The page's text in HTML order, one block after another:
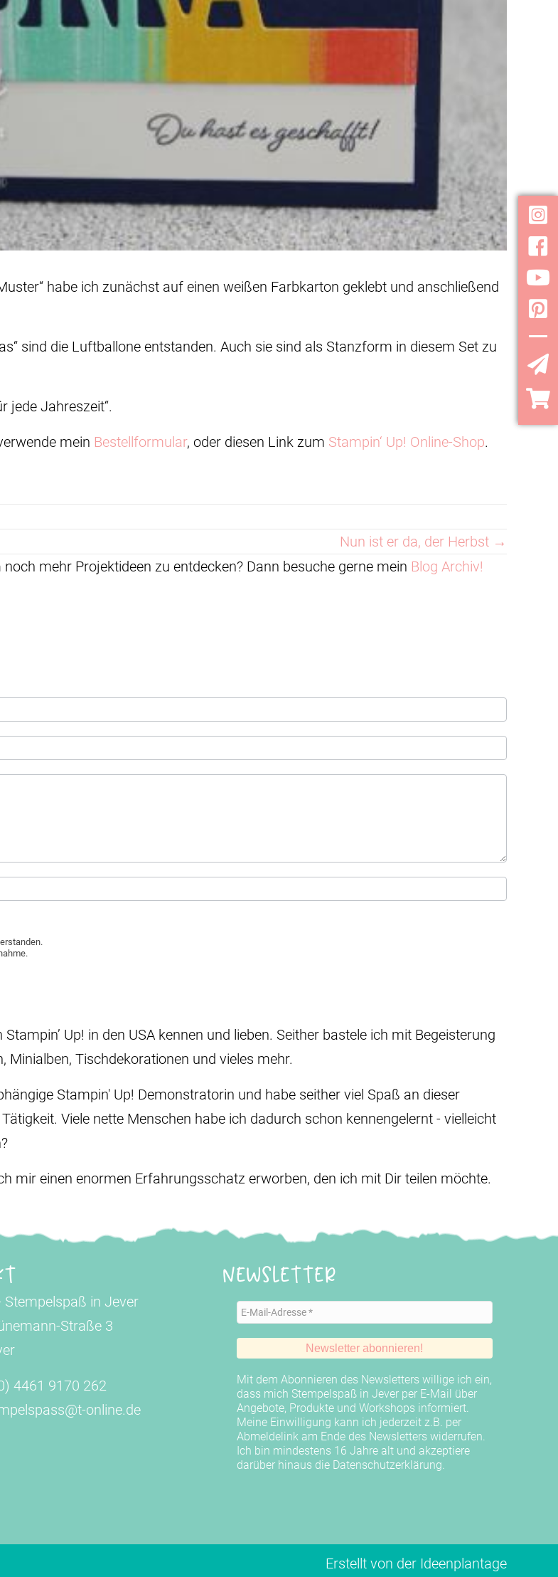
habe ich zunächst auf einen weißen Farbkarton geklebt und anschließend
sind die Luftballone entstanden. Auch sie sind als Stanzform in diesem Set zu
jede Jahreszeit“.
mein Bestellformular, oder diesen Link zum Stampin‘ Up! Online-Shop.
Nun ist er da, der Herbst →
mehr Projektideen zu entdecken? Dann besuche gerne mein Blog Archiv!
Up! in den USA kennen und lieben. Seither bastele ich mit Begeisterung
Minialben, Tischdekorationen und vieles mehr.
Stampin' Up! Demonstratorin und habe seither viel Spaß an dieser
Viele nette Menschen habe ich dadurch schon kennengelernt - vielleicht
mir einen enormen Erfahrungsschatz erworben, den ich mit Dir teilen möchte.
Stempelspaß in Jever
Straße 3
4461 9170 262
online.de
Newsletter
Mit dem Abonnieren des Newsletters willige ich ein,
dass mich Stempelspaß in Jever per E-Mail über
Angebote, Produkte und Workshops informiert.
Meine Einwilligung kann ich jederzeit z.B. per
Abmeldelink am Ende des Newsletters widerrufen.
Ich bin mindestens 16 Jahre alt und akzeptiere
darüber hinaus die Datenschutzerklärung.
Erstellt von der Ideenplantage